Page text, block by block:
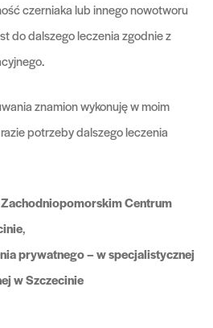
czerniaka lub innego nowotworu
do dalszego leczenia zgodnie z
znamion wykonuję w moim
potrzeby dalszego leczenia
Centrum
,
prywatnego – w specjalistycznej
w Szczecinie